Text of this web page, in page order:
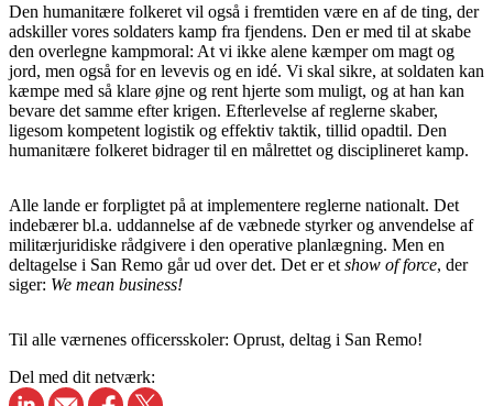
Den humanitære folkeret vil også i fremtiden være en af de ting, der
adskiller vores soldaters kamp fra fjendens. Den er med til at skabe
den overlegne kampmoral: At vi ikke alene kæmper om magt og
jord, men også for en levevis og en idé. Vi skal sikre, at soldaten kan
kæmpe med så klare øjne og rent hjerte som muligt, og at han kan
bevare det samme efter krigen. Efterlevelse af reglerne skaber,
ligesom kompetent logistik og effektiv taktik, tillid opadtil. Den
humanitære folkeret bidrager til en målrettet og disciplineret kamp.
Alle lande er forpligtet på at implementere reglerne nationalt. Det
indebærer bl.a. uddannelse af de væbnede styrker og anvendelse af
militærjuridiske rådgivere i den operative planlægning. Men en
deltagelse i San Remo går ud over det. Det er et show of force, der
siger: We mean business!
Til alle værnenes officersskoler: Oprust, deltag i San Remo!
Del med dit netværk: